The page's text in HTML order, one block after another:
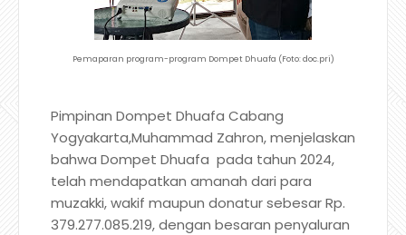
Pemaparan program-program Dompet Dhuafa (Foto: doc.pri)
Pimpinan Dompet Dhuafa Cabang
Yogyakarta,Muhammad Zahron, menjelaskan
bahwa Dompet Dhuafa pada tahun 2024,
telah mendapatkan amanah dari para
muzakki, wakif maupun donatur sebesar Rp.
379.277.085.219, dengan besaran penyaluran